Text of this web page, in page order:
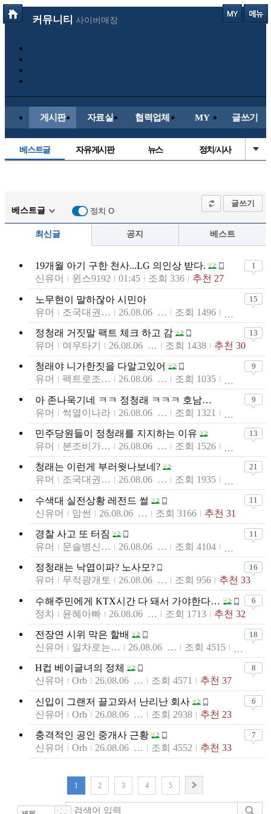
커뮤니티 사이버매장
게시판 자료실 협력업체 MY 글쓰기
베스트글 자유게시판 뉴스 정치/시사
국내축구
베스트글
정치 O
글쓰기
최신글 공지 베스트
19개월 아기 구한 천사...LG 의인상 받다.
신유머
윈스9192 01:45 조회 336 추천 27
1
노무현이 말하잖아 시민아
유머
조국대권플랜 26.08.06 23:58 조회 1496
15
정청래 거짓말 팩트 체크 하고 감
유머
여우타기 26.08.06 23:56 조회 1438 추천 30
13
청래야 니가한짓을 다알고있어
유머
팩트로조진다 26.08.06 23:54 조회 1035
9
아 존나욱기네 ㅋㅋ 정청래 ㅋㅋㅋ 호남에서 지면끝남
유머
썩열이나라 26.08.06 23:53 조회 1321
9
민주당원들이 정청래를 지지하는 이유
유머
본조비가조아 26.08.06 23:42 조회 1526
13
청래는 이런게 부러웟나보네?
유머
조국대권플랜 26.08.06 23:34 조회 1935
21
수색대 실전상황 레전드 썰
신유머
암썬 26.08.06 23:33 조회 3166 추천 31
11
경찰 사고 또 터짐
유머
문솔병신천지 26.08.06 23:24 조회 4104
11
정청래는 낙엽이파? 노사모?
유머
무적광개토 26.08.06 23:16 조회 956 추천 33
16
수해주민에게 KTX시간 다 돼서 가야한다는 당대표가 있다?
정치
윤혜아빠 26.08.06 23:15 조회 1713 추천 32
6
전장연 시위 막은 할배
신유머
일차로는추월차로임 26.08.06 23:12 조회 4515
18
H컵 베이글녀의 정체
신유머
Orb 26.08.06 23:07 조회 4571 추천 37
8
신입이 그랜저 끌고와서 난리난 회사
신유머
Orb 26.08.06 23:06 조회 2938 추천 23
6
충격적인 공인 중개사 근황
신유머
Orb 26.08.06 23:03 조회 4552 추천 33
7
1 2 3 4 5